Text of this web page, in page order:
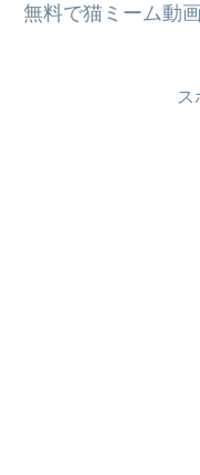
無料で猫ミーム動
ス